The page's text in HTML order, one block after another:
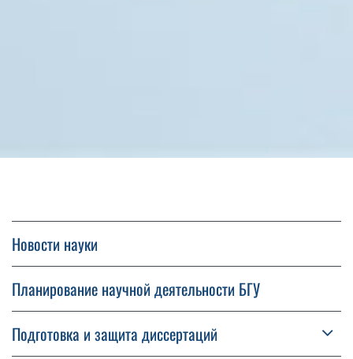
Новости науки
Планирование научной деятельности БГУ
Подготовка и защита диссертаций